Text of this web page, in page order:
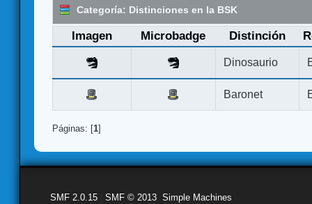
Categoría: Distinciones en la BSK
Imagen Microbadge Distinción
Dinosaurio
Baronet
Páginas: [1]
SMF 2.0.15 SMF © 2013 Simple Machines